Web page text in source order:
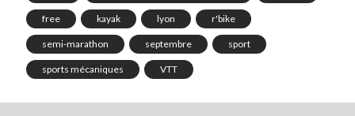
free kayak lyon r'bike
semi-marathon septembre sport
sports mécaniques VTT